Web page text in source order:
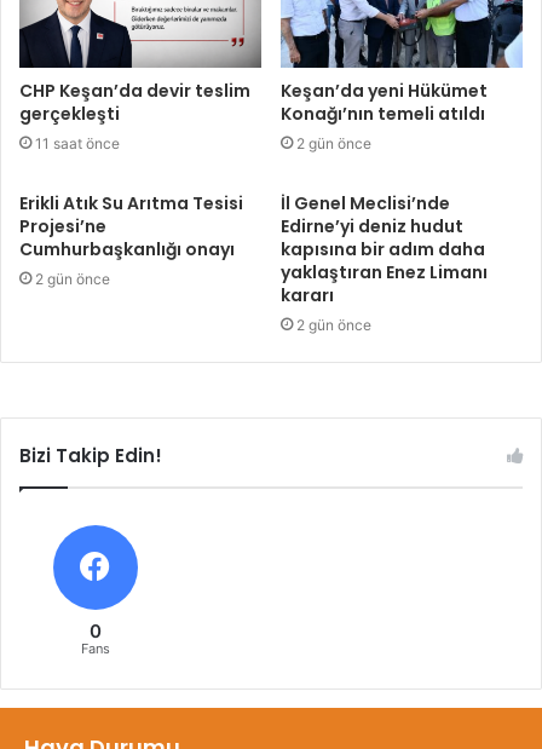
CHP Keşan’da devir teslim
gerçekleşti
11 saat önce
Keşan’da yeni Hükümet
Konağı’nın temeli atıldı
2 gün önce
Erikli Atık Su Arıtma Tesisi
Projesi’ne
Cumhurbaşkanlığı onayı
2 gün önce
İl Genel Meclisi’nde
Edirne’yi deniz hudut
kapısına bir adım daha
yaklaştıran Enez Limanı
kararı
2 gün önce
Bizi Takip Edin!
0
Fans